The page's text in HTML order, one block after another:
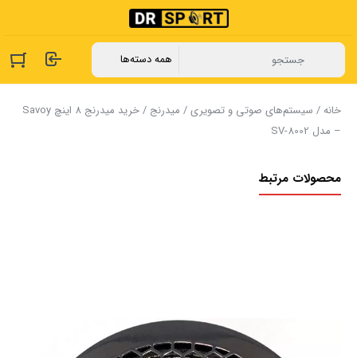
خانه/ سیستم‌های صوتی و تصویری/ میدرنج
/ خرید میدرنج 8 اینچ Savoy
– مدل SV-8002
محصولات مرتبط